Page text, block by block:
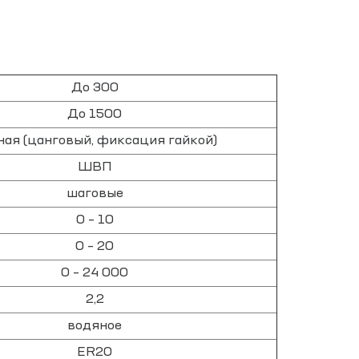
До 300
До 1500
(цанговый, фиксация гайкой)
ШВП
шаговые
0 – 10
0 – 20
0 – 24 000
2,2
водяное
ER20